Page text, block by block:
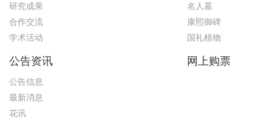
研究成果
合作交流
学术活动
名人墓
康熙御碑
国礼植物
公告资讯
公告信息
最新消息
花讯
网上购票